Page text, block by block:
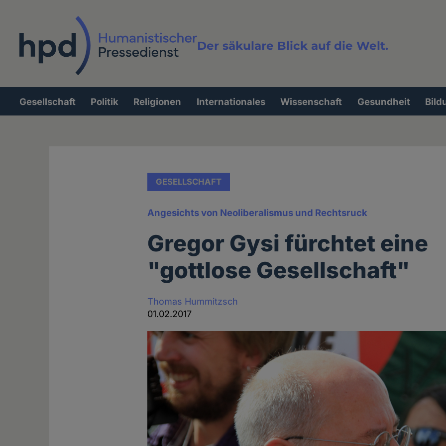
Der säkulare Blick auf die Welt.
Volltextsuche
Hauptnavigation
Gesellschaft Politik Religionen Internationales Wissenschaft Gesundheit
GESELLSCHAFT
Angesichts von Neoliberalismus und Rechtsruck
Gregor Gysi fürchtet eine
"gottlose Gesellschaft"
Thomas Hummitzsch
01.02.2017